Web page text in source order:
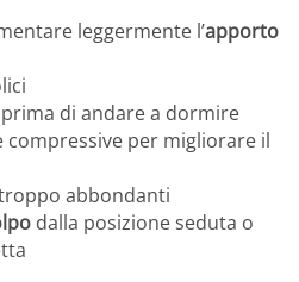
leggermente l’apporto
di andare a dormire
compressive per migliorare il
abbondanti
dalla posizione seduta o